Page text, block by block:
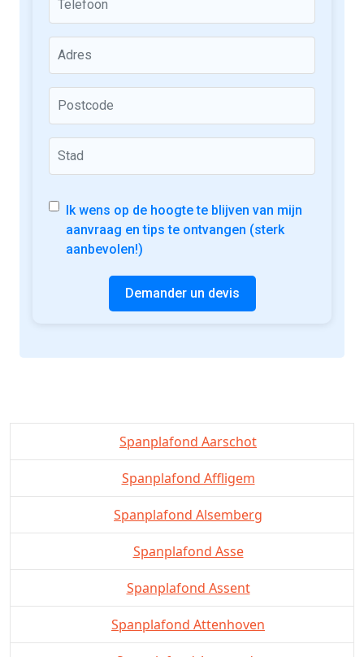
Ik wens op de hoogte te blijven van mijn
aanvraag en tips te ontvangen (sterk
aanbevolen!)
Demander un devis
Spanplafond Aarschot
Spanplafond Affligem
Spanplafond Alsemberg
Spanplafond Asse
Spanplafond Assent
Spanplafond Attenhoven